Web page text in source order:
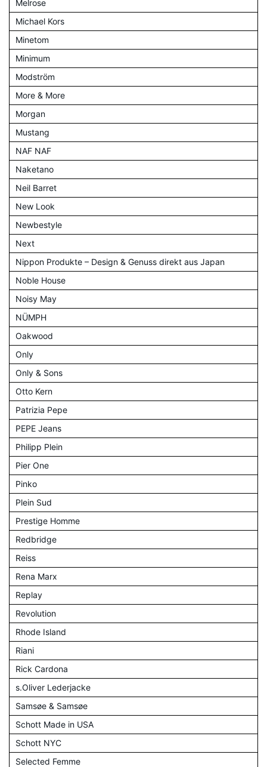
Melrose
Michael Kors
Minetom
Minimum
Modström
More & More
Morgan
Mustang
NAF NAF
Naketano
Neil Barret
New Look
Newbestyle
Next
Nippon Produkte – Design & Genuss direkt aus Japan
Noble House
Noisy May
NÜMPH
Oakwood
Only
Only & Sons
Otto Kern
Patrizia Pepe
PEPE Jeans
Philipp Plein
Pier One
Pinko
Plein Sud
Prestige Homme
Redbridge
Reiss
Rena Marx
Replay
Revolution
Rhode Island
Riani
Rick Cardona
s.Oliver Lederjacke
Samsøe & Samsøe
Schott Made in USA
Schott NYC
Selected Femme